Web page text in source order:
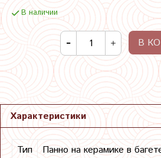
В наличии
В
Характеристики
Тип Панно на керамике в